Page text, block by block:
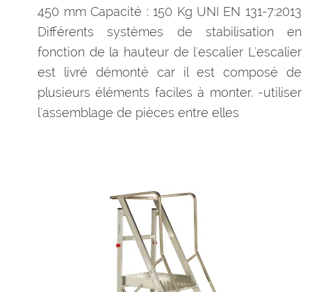
450 mm Capacité : 150 Kg UNI EN 131-7:2013
Différents systèmes de stabilisation en
fonction de la hauteur de l'escalier L'escalier
est livré démonté car il est composé de
plusieurs éléments faciles à monter. -utiliser
l'assemblage de pièces entre elles